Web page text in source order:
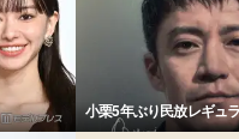
小栗5年ぶり民放レギュ